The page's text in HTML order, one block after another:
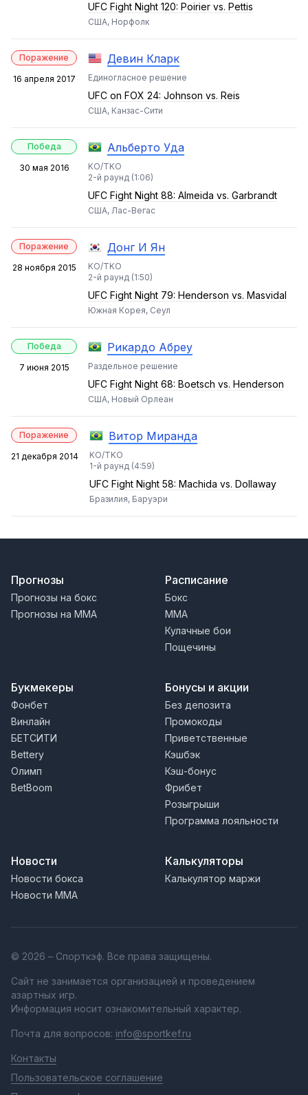
UFC Fight Night 120: Poirier vs. Pettis
США, Норфолк
Поражение
16 апреля 2017
Девин Кларк
Единогласное решение
UFC on FOX 24: Johnson vs. Reis
США, Канзас-Сити
Победа
30 мая 2016
Альберто Уда
KO/TKO
2-й раунд (1:06)
UFC Fight Night 88: Almeida vs. Garbrandt
США, Лас-Вегас
Поражение
28 ноября 2015
Донг И Ян
KO/TKO
2-й раунд (1:50)
UFC Fight Night 79: Henderson vs. Masvidal
Южная Корея, Сеул
Победа
7 июня 2015
Рикардо Абреу
Раздельное решение
UFC Fight Night 68: Boetsch vs. Henderson
США, Новый Орлеан
Поражение
21 декабря 2014
Витор Миранда
KO/TKO
1-й раунд (4:59)
UFC Fight Night 58: Machida vs. Dollaway
Бразилия, Баруэри
Прогнозы
Прогнозы на бокс
Прогнозы на MMA
Расписание
Бокс
MMA
Кулачные бои
Пощечины
Букмекеры
Фонбет
Винлайн
БЕТСИТИ
Bettery
Олимп
BetBoom
Бонусы и акции
Без депозита
Промокоды
Приветственные
Кэшбэк
Кэш-бонус
Фрибет
Розыгрыши
Программа лояльности
Новости
Новости бокса
Новости MMA
Калькуляторы
Калькулятор маржи
© 2026 – Спорткэф. Все права защищены.
Сайт не занимается организацией и проведением
азартных игр.
Информация носит ознакомительный характер.
Почта для вопросов: info@sportkef.ru
Контакты
Пользовательское соглашение